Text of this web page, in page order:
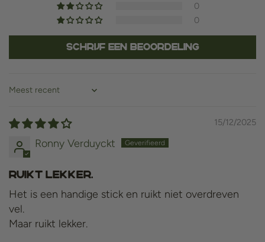
0
0
Schrijf een beoordeling
Sort by
15/12/2025
Ronny Verduyckt
Ruikt lekker.
Het is een handige stick en ruikt niet overdreven
vel.
Maar ruikt lekker.